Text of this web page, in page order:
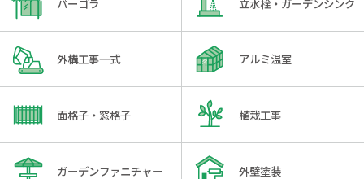
外構工事一式 アルミ温室
面格子・窓格子 植栽工事
ガーデンファニチャー 外壁塗装